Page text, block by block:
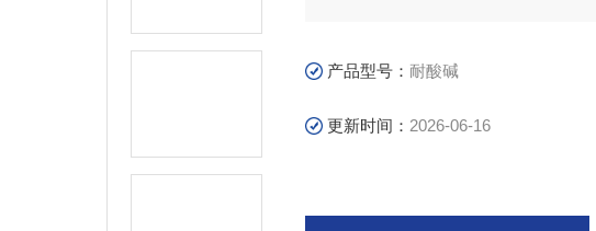
产品型号： 耐酸碱
更新时间： 2026-06-16